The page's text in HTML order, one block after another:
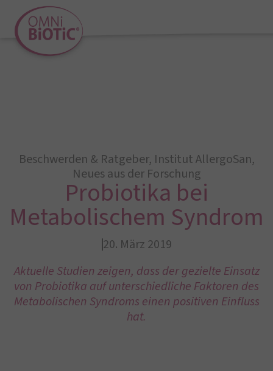
Beschwerden & Ratgeber, Institut AllergoSan,
Neues aus der Forschung
Probiotika bei
Metabolischem Syndrom
20. März 2019
Aktuelle Studien zeigen, dass der gezielte Einsatz
von Probiotika auf unterschiedliche Faktoren des
Metabolischen Syndroms einen positiven Einfluss
hat.